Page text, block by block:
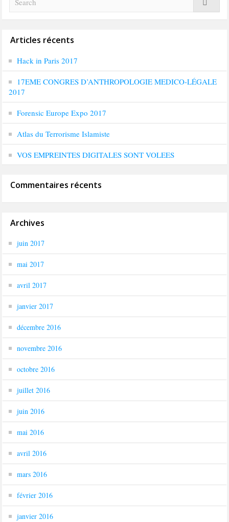
Articles récents
Hack in Paris 2017
17EME CONGRES D’ANTHROPOLOGIE MEDICO-LÉGALE
2017
Forensic Europe Expo 2017
Atlas du Terrorisme Islamiste
VOS EMPREINTES DIGITALES SONT VOLEES
Commentaires récents
Archives
juin 2017
mai 2017
avril 2017
janvier 2017
décembre 2016
novembre 2016
octobre 2016
juillet 2016
juin 2016
mai 2016
avril 2016
mars 2016
février 2016
janvier 2016